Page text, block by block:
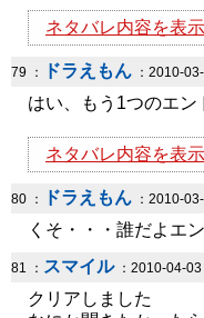
ネタバレ内容を表示
79 ： ドラえもん ：2010-
はい、もう1つのエン
ネタバレ内容を表示
80 ： ドラえもん ：2010-
くそ・・・誰だよエ
81 ： スマイル：2010-04-03
クリアしました